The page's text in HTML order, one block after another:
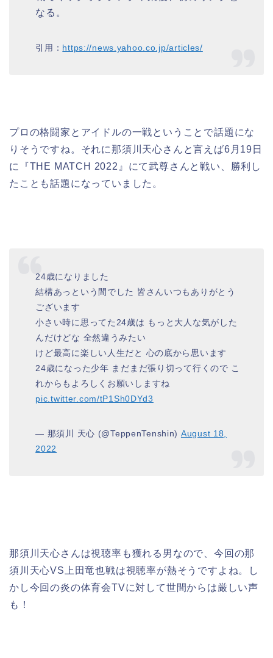
なる。
引用： https://news.yahoo.co.jp/articles/
プロの格闘家とアイドルの一戦ということで話題にな
りそうですね。それに那須川天心さんと言えば6月19日
に『THE MATCH 2022』にて武尊さんと戦い、勝利し
たことも話題になっていました。
24歳になりました
結構あっという間でした 皆さんいつもありがとう
ございます
小さい時に思ってた24歳は もっと大人な気がした
んだけどな 全然違うみたい
けど最高に楽しい人生だと 心の底から思います
24歳になった少年 まだまだ張り切って行くので こ
れからもよろしくお願いしますね
pic.twitter.com/tP1Sh0DYd3
— 那須川 天心 (@TeppenTenshin) August 18,
2022
那須川天心さんは視聴率も獲れる男なので、今回の那
須川天心VS上田竜也戦は視聴率が熱そうですよね。し
かし今回の炎の体育会TVに対して世間からは厳しい声
も！